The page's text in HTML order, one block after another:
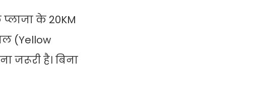
के 20KM
(Yellow
जरूरी है। बिना